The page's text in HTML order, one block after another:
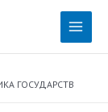
Main
ГОСУДАРСТВ